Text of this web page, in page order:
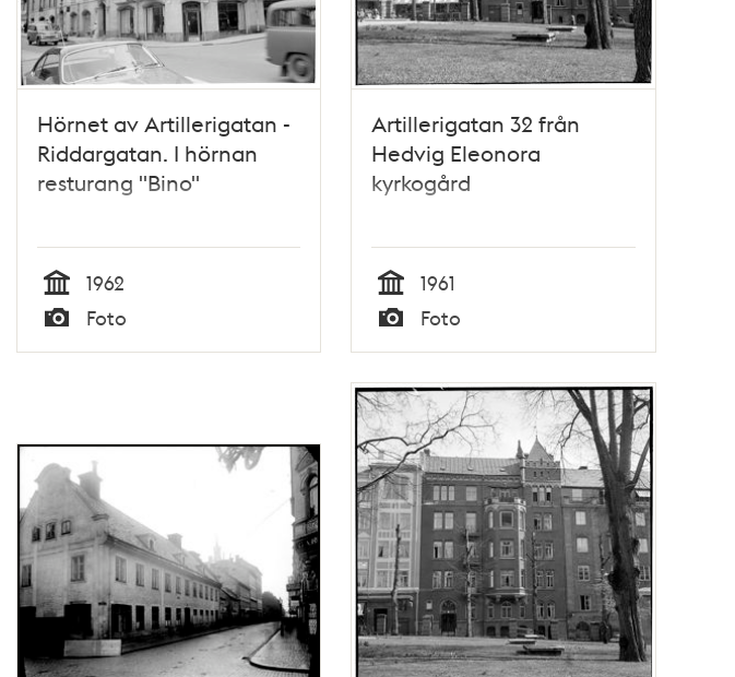
Hörnet av Artillerigatan -
Riddargatan. I hörnan
resturang "Bino"
Tid
1962
Typ
Foto
Artillerigatan 32 från
Hedvig Eleonora
kyrkogård
Tid
1961
Typ
Foto